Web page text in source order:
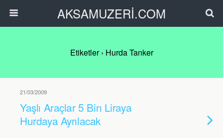
AKSAMUZERİ.COM
Etiketler › Hurda Tanker
21/03/2009
Yaşlı Araçlar 5 Bin Liraya
Hurdaya Ayrılacak